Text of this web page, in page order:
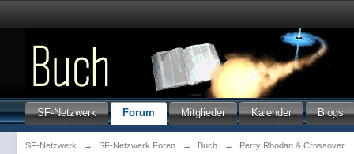
SF-Netzwerk Forum Mitglieder Kalender Blogs
SF-Netzwerk → SF-Netzwerk Foren → Buch → Perry Rhodan & Crossover